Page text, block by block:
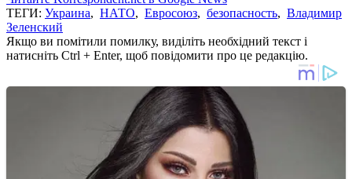
ТЕГИ: Украина, НАТО, Евросоюз, безопасность, Владимир
Зеленский
Якщо ви помітили помилку, виділіть необхідний текст і
натисніть Ctrl + Enter, щоб повідомити про це редакцію.